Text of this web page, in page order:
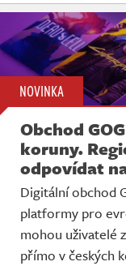
NOVINKA
Obchod
koruny.
odpovídat
Digitální obchod
platformy pro
mohou uživatelé
přímo v českých